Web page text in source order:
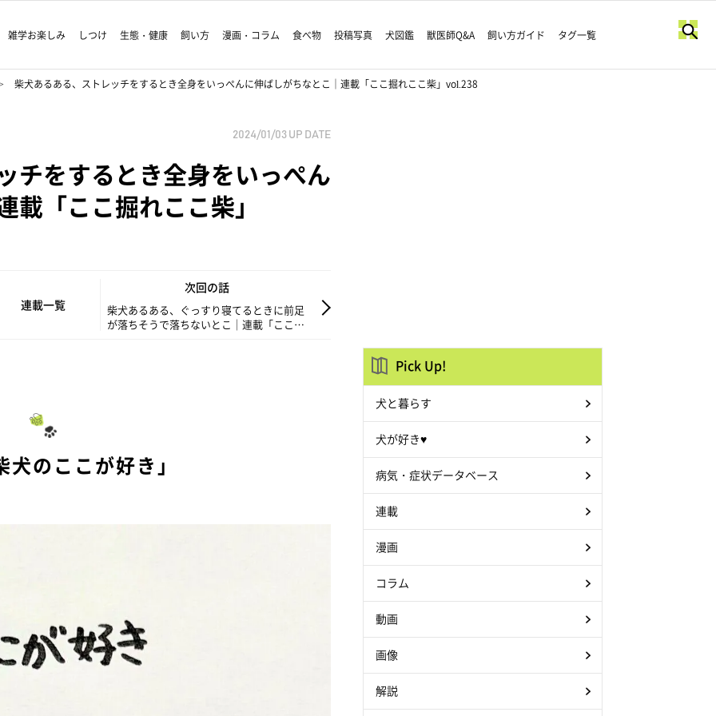
雑学お楽しみ しつけ 生態・健康 飼い方 漫画・コラム 食べ物 投稿写真 犬図鑑 獣医師Q&A 飼い方ガイド タグ一覧
柴犬あるある、ストレッチをするとき全身をいっぺんに伸ばしがちなとこ｜連載「ここ掘れここ柴」vol.238
2024/01/03 UP DATE
チをするとき全身をいっぺん
「ここ掘れここ柴」
連載一覧
次回の話
柴犬あるある、ぐっすり寝てるときに前足
が落ちそうで落ちないとこ｜連載「ここ掘
のここが好き」
Pick Up!
犬と暮らす
犬が好き♥
病気・症状データベース
連載
漫画
コラム
動画
画像
解説